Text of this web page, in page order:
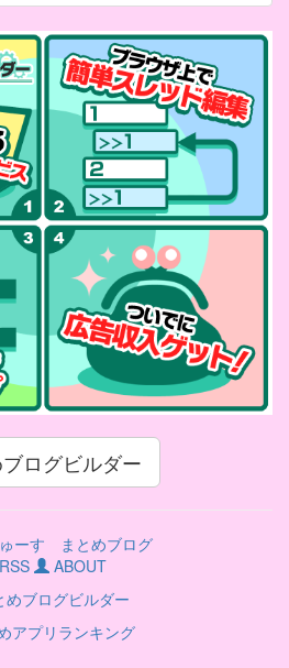
ログビルダー
ーす まとめブログ
RSS
ABOUT
めブログビルダー
アプリランキング